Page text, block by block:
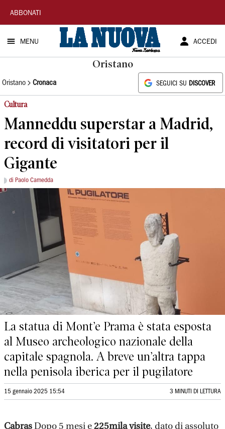
La
Nuova
Sardegna
ABBONATI
MENU ACCEDI
Oristano
Oristano Cronaca SEGUICI SU DISCOVER
Cultura
Manneddu superstar a Madrid,
record di visitatori per il
Gigante
di Paolo Camedda
La statua di Mont’e Prama è stata esposta
al Museo archeologico nazionale della
capitale spagnola. A breve un’altra tappa
nella penisola iberica per il pugilatore
15 gennaio 2025 15:54 3 MINUTI DI LETTURA
CabrasDopo 5 mesi e225mila visite, dato di assoluto